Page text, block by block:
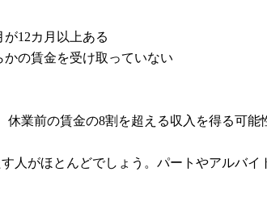
12カ月以上ある
の賃金を受け取っていない
業前の賃金の8割を超える収入を得る可
人がほとんどでしょう。パートやアルバ